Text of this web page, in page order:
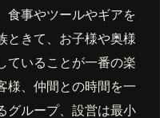
食事やツールやギアを
ときて、お子様や奥様
ていることが一番の楽
様、仲間との時間を一
グループ、設営は最小